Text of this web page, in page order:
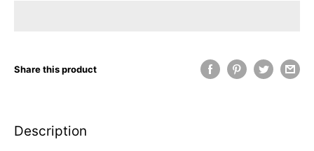
Share this product
Description